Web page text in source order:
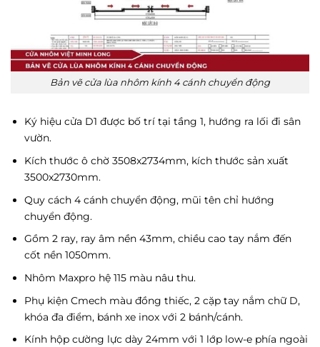
Bản vẽ cửa lùa nhôm kính 4 cánh chuyển động
Ký hiệu cửa D1 được bố trí tại tầng 1, hướng ra lối đi sân
vườn.
Kích thước ô chờ 3508x2734mm, kích thước sản xuất
3500x2730mm.
Quy cách 4 cánh chuyển động, mũi tên chỉ hướng
chuyển động.
Gồm 2 ray, ray âm nền 43mm, chiều cao tay nắm đến
cốt nền 1050mm.
Nhôm Maxpro hệ 115 màu nâu thu.
Phụ kiện Cmech màu đồng thiếc, 2 cặp tay nắm chữ D,
khóa đa điểm, bánh xe inox với 2 bánh/cánh.
Kính hộp cường lực dày 24mm với 1 lớp low-e phía ngoài